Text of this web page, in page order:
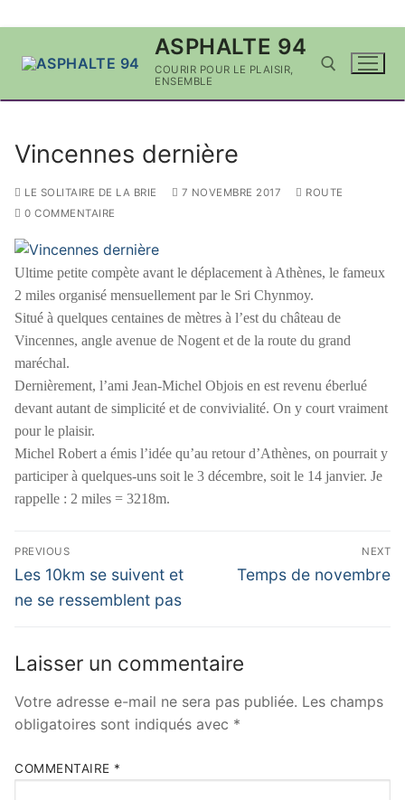
ASPHALTE 94
COURIR POUR LE PLAISIR,
ENSEMBLE
Vincennes dernière
LE SOLITAIRE DE LA BRIE 7 NOVEMBRE 2017
ROUTE
0 COMMENTAIRE
Ultime petite compète avant le déplacement à Athènes, le fameux
2 miles organisé mensuellement par le Sri Chynmoy.
Situé à quelques centaines de mètres à l’est du château de
Vincennes, angle avenue de Nogent et de la route du grand
maréchal.
Dernièrement, l’ami Jean-Michel Objois en est revenu éberlué
devant autant de simplicité et de convivialité. On y court vraiment
pour le plaisir.
Michel Robert a émis l’idée qu’au retour d’Athènes, on pourrait y
participer à quelques-uns soit le 3 décembre, soit le 14 janvier. Je
rappelle : 2 miles = 3218m.
Navigation
de
l’article
PREVIOUS
Previous
post:
Les 10km se suivent et
ne se ressemblent pas
NEXT
Next
Temps de novembre
Laisser un commentaire
Votre adresse e-mail ne sera pas publiée. Les champs
obligatoires sont indiqués avec *
COMMENTAIRE *